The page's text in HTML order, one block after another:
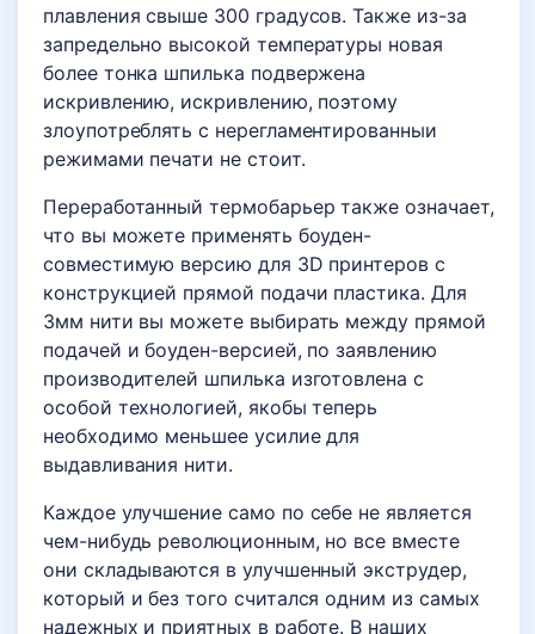
плавления свыше 300 градусов. Также из-за
запредельно высокой температуры новая
более тонка шпилька подвержена
искривлению, искривлению, поэтому
злоупотреблять с нерегламентированныи
режимами печати не стоит.
Переработанный термобарьер также означает,
что вы можете применять боуден-
совместимую версию для 3D принтеров с
конструкцией прямой подачи пластика. Для
3мм нити вы можете выбирать между прямой
подачей и боуден-версией, по заявлению
производителей шпилька изготовлена с
особой технологией, якобы теперь
необходимо меньшее усилие для
выдавливания нити.
Каждое улучшение само по себе не является
чем-нибудь революционным, но все вместе
они складываются в улучшенный экструдер,
который и без того считался одним из самых
надежных и приятных в работе. В наших